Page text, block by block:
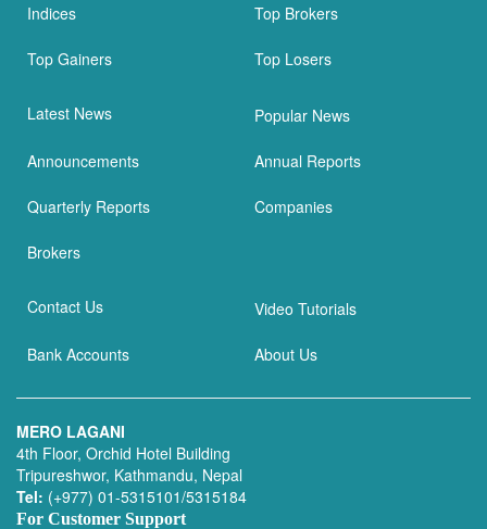
Indices Top Brokers
Top Gainers Top Losers
Latest News Popular News
Announcements Annual Reports
Quarterly Reports Companies
Brokers
Contact Us Video Tutorials
Bank Accounts About Us
MERO LAGANI
4th Floor, Orchid Hotel Building
Tripureshwor, Kathmandu, Nepal
Tel: (+977) 01-5315101/5315184
For Customer Support